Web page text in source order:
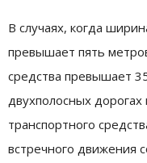
В случаях, когда
превышает пять
средства превышает
двухполосных
транспортного
встречного движения